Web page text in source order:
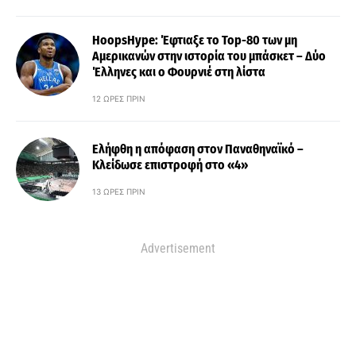
HoopsHype: Έφτιαξε το Top-80 των μη
Αμερικανών στην ιστορία του μπάσκετ – Δύο
Έλληνες και ο Φουρνιέ στη λίστα
12 ΏΡΕΣ ΠΡΙΝ
Ελήφθη η απόφαση στον Παναθηναϊκό –
Κλείδωσε επιστροφή στο «4»
13 ΏΡΕΣ ΠΡΙΝ
Advertisement